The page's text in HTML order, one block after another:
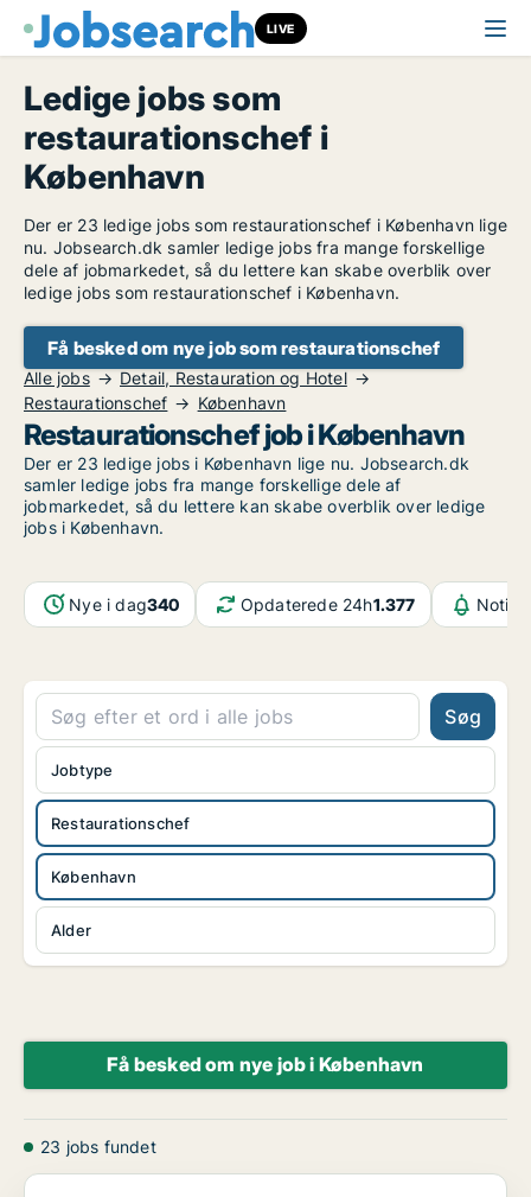
LIVE
Ledige jobs som
restaurationschef i
København
Der er 23 ledige jobs som restaurationschef i København lige
nu. Jobsearch.dk samler ledige jobs fra mange forskellige
dele af jobmarkedet, så du lettere kan skabe overblik over
ledige jobs som restaurationschef i København.
Få besked om nye job som restaurationschef
Alle jobs
Detail, Restauration og Hotel
Restaurationschef
København
Restaurationschef job i København
Der er 23 ledige jobs i København lige nu. Jobsearch.dk
samler ledige jobs fra mange forskellige dele af
jobmarkedet, så du lettere kan skabe overblik over ledige
jobs i København.
Nye i dag340 Opdaterede 24h1.377
Søg
Restaurationschef
København
Alder
Jobtype
Få besked om nye job i København
23 jobs fundet
Inspektør søges til Maven – Restaurant & Vinbar